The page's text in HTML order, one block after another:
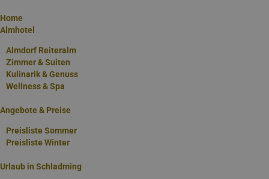
Home
Almhotel
Almdorf Reiteralm
Zimmer & Suiten
Kulinarik & Genuss
Wellness & Spa
Angebote & Preise
Preisliste Sommer
Preisliste Winter
Urlaub in Schladming
Urlaub im Almhotel
den gemütlichen
Hütten & Chalets
im Almdorf
Erkunden Sie sich
gleich mit einer
ANFRAGE an das
GLEICH